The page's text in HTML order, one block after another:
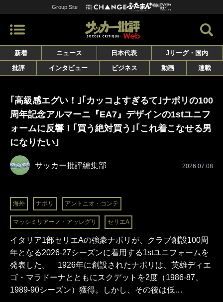
Group Site
新着 ニュース 日本代表
Jリーグ・国内
批評
インタビュー ビジネス 動画 連載
｢高級感エグい！｣｢カッコよすぎるて｣ナポリの100
周年記念アルマーニ『EA7』デザインの1stユニフ
ォームに反響！｢買う絶対買う｣｢これ着こなせる男
になりたい｣
サッカー批評編集部 2026.07.08
海外 ナポリ アントニオ・コンテ
マッシミリアーノ・アッレグリ セリエA
イタリア1部セリエAの強豪ナポリが、クラブ創設100周
年となる2026-27シーズンに着用する1stユニフォームを
発表した。 1926年に創設されたナポリは、英雄ディエ
ゴ・マラドーナとともにスクデットを2度（1986-87、
1989-90シーズン）獲得。しかし、その後は低…